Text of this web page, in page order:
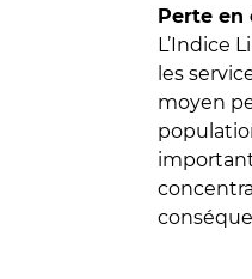
Perte en
L’Indice
les
moyen